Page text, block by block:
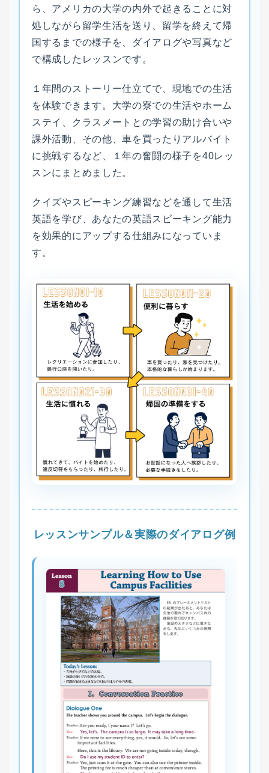
ら、アメリカの大学の内外で起きることに対
処しながら留学生活を送り、留学を終えて帰
国するまでの様子を、ダイアログや写真など
で構成したレッスンです。
１年間のストーリー仕立てで、現地での生活
を体験できます。大学の寮での生活やホーム
ステイ、クラスメートとの学習の助け合いや
課外活動、その他、車を買ったりアルバイト
に挑戦するなど、１年の奮闘の様子を40レッ
スンにまとめました。
クイズやスピーキング練習などを通して生活
英語を学び、あなたの英語スピーキング能力
を効果的にアップする仕組みになっていま
す。
レッスンサンプル＆実際のダイアログ例